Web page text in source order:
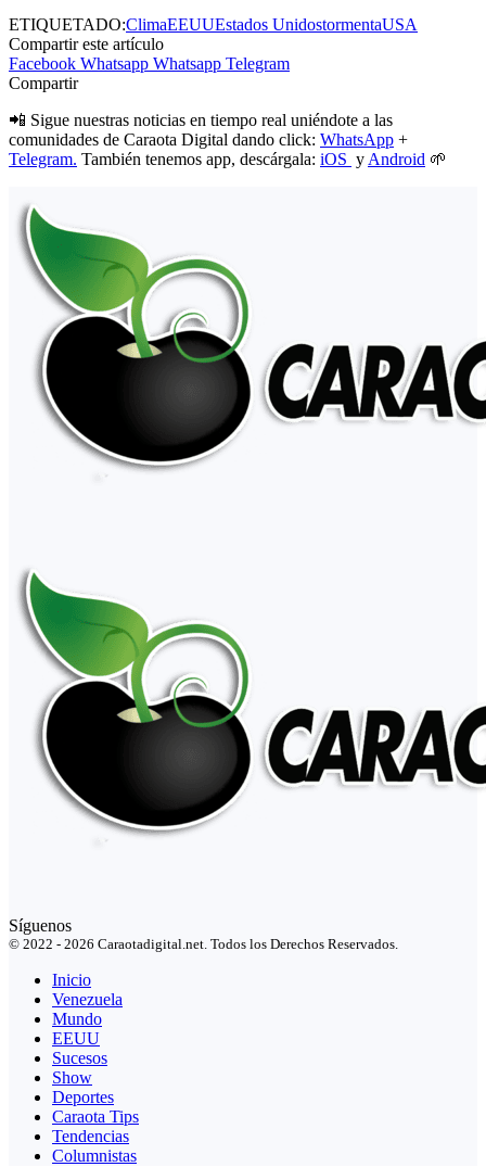
ETIQUETADO:ClimaEEUUEstados UnidostormentaUSA
Compartir este artículo
Facebook Whatsapp Whatsapp Telegram
Compartir
📲 Sigue nuestras noticias en tiempo real uniéndote a las
comunidades de Caraota Digital dando click: WhatsApp +
Telegram. También tenemos app, descárgala: iOS y Android 🌱
Síguenos
© 2022 - 2026 Caraotadigital.net. Todos los Derechos Reservados.
Inicio
Venezuela
Mundo
EEUU
Sucesos
Show
Deportes
Caraota Tips
Tendencias
Columnistas